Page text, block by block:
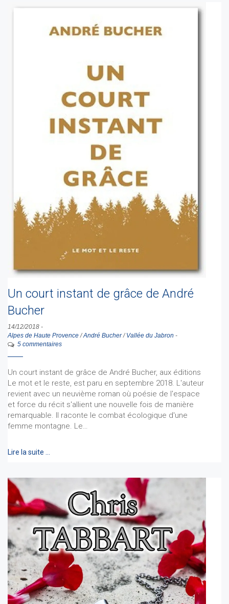
Un court instant de grâce de André
Bucher
14/12/2018 -
Alpes de Haute Provence/André Bucher/ Vallée du Jabron -
5 commentaires
Un court instant de grâce de André Bucher, aux éditions
Le mot et le reste, est paru en septembre 2018. L'auteur
revient avec un neuvième roman où poésie de l'espace
et force du récit s'allient une nouvelle fois de manière
remarquable. Il raconte le combat écologique d'une
femme montagne. Le…
Lire la suite …